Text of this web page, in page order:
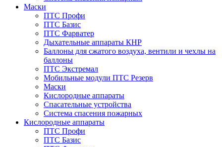
Маски
ПТС Профи
ПТС Базис
ПТС Фарватер
Дыхательные аппараты КНР
Баллоны для сжатого воздуха, вентили и чехлы на
баллоны
ПТС Экстремал
Мобильные модули ПТС Резерв
Маски
Кислородные аппараты
Спасательные устройства
Система спасения пожарных
Кислородные аппараты
ПТС Профи
ПТС Базис